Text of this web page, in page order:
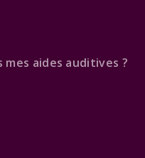
aides auditives ?